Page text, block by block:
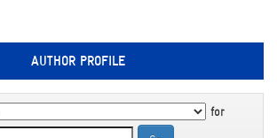
AUTHOR PROFILE
for